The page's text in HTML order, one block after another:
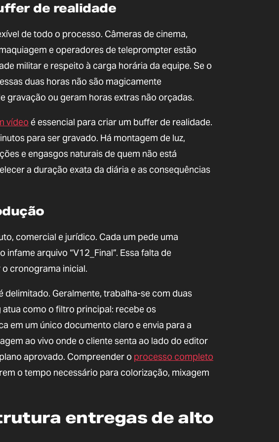
de realidade
de todo o processo. Câmeras de cinema,
e operadores de teleprompter estão
militar e respeito à carga horária da equipe. Se o
duas horas não são magicamente
gravação ou geram horas extras não orçadas.
vídeo é essencial para criar um buffer de realidade.
para ser gravado. Há montagem de luz,
e engasgos naturais de quem não está
a duração exata da diária e as consequências
comercial e jurídico. Cada um pede uma
arquivo “V12_Final”. Essa falta de
cronograma inicial.
Geralmente, trabalha-se com duas
como o filtro principal: recebe os
em um único documento claro e envia para a
ao vivo onde o cliente senta ao lado do editor
aprovado. Compreender o processo completo
o tempo necessário para colorização, mixagem
entregas de alto